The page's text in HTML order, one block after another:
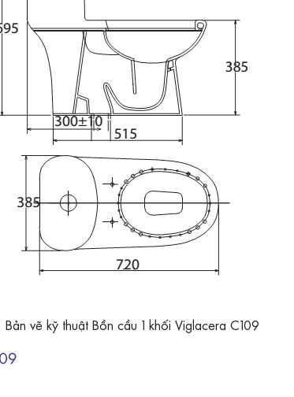
Bản vẽ kỹ thuật Bồn cầu 1 khối Viglacera C109